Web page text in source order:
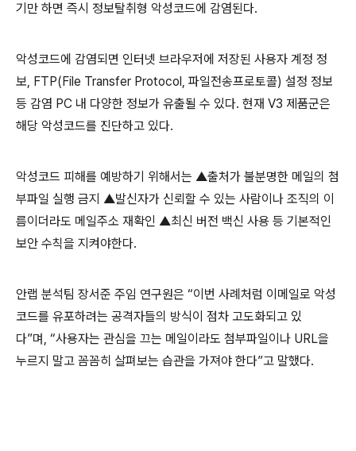
기만 하면 즉시 정보탈취형 악성코드에 감염된다.
악성코드에 감염되면 인터넷 브라우저에 저장된 사용자 계정 정
보, FTP(File Transfer Protocol, 파일전송프로토콜) 설정 정보
등 감염 PC 내 다양한 정보가 유출될 수 있다. 현재 V3 제품군은
해당 악성코드를 진단하고 있다.
악성코드 피해를 예방하기 위해서는 ▲출처가 불분명한 메일의 첨
부파일 실행 금지 ▲발신자가 신뢰할 수 있는 사람이나 조직의 이
름이더라도 메일주소 재확인 ▲최신 버전 백신 사용 등 기본적인
보안 수칙을 지켜야한다.
안랩 분석팀 장서준 주임 연구원은 “이번 사례처럼 이메일로 악성
코드를 유포하려는 공격자들의 방식이 점차 고도화되고 있
다”며, “사용자는 관심을 끄는 메일이라도 첨부파일이나 URL을
누르지 말고 꼼꼼히 살펴보는 습관을 가져야 한다”고 말했다.